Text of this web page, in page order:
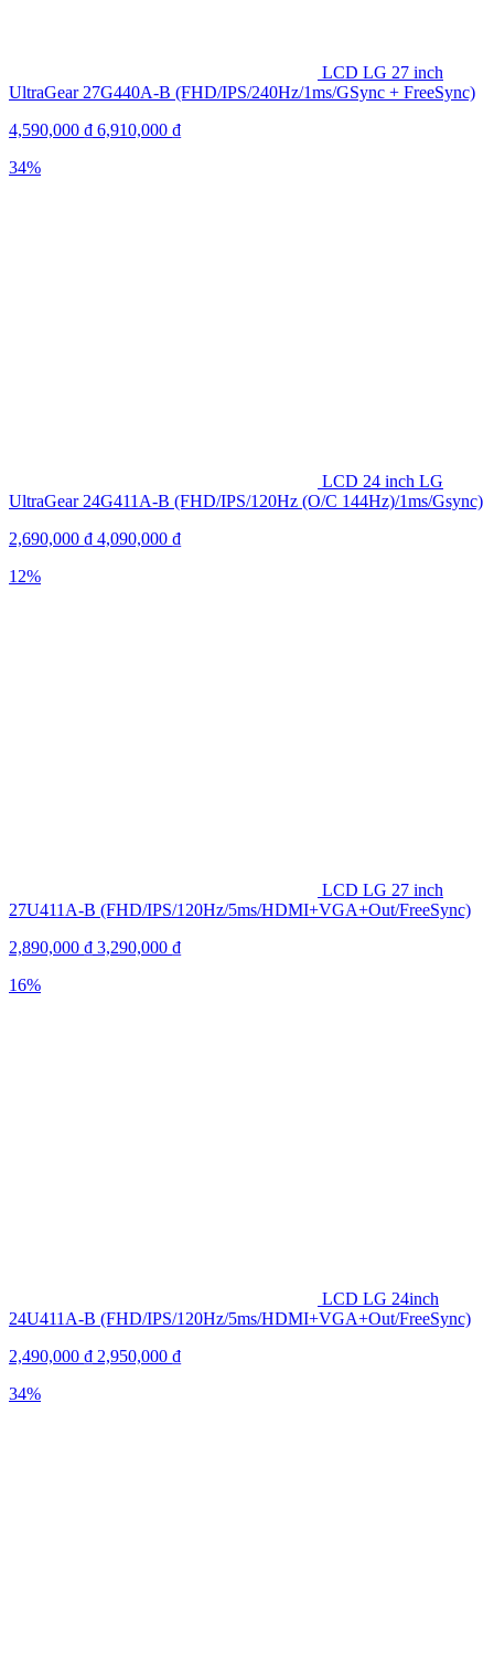
LCD LG 27 inch
UltraGear 27G440A-B (FHD/IPS/240Hz/1ms/GSync + FreeSync)
4,590,000 ₫ 6,910,000 ₫
34%
LCD 24 inch LG
UltraGear 24G411A-B (FHD/IPS/120Hz (O/C 144Hz)/1ms/Gsync)
2,690,000 ₫ 4,090,000 ₫
12%
LCD LG 27 inch
27U411A-B (FHD/IPS/120Hz/5ms/HDMI+VGA+Out/FreeSync)
2,890,000 ₫ 3,290,000 ₫
16%
LCD LG 24inch
24U411A-B (FHD/IPS/120Hz/5ms/HDMI+VGA+Out/FreeSync)
2,490,000 ₫ 2,950,000 ₫
34%